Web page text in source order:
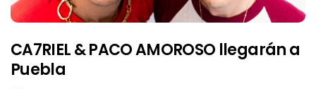
CA7RIEL & PACO AMOROSO llegarán a
Puebla